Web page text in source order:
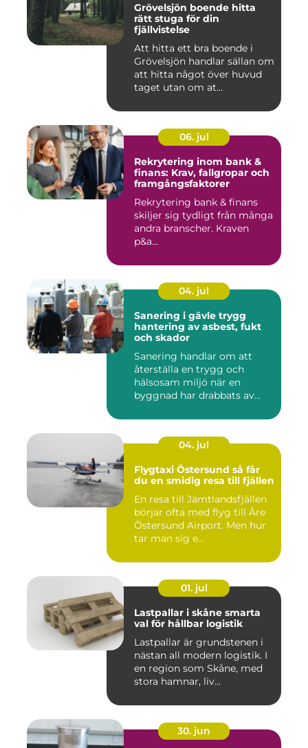
Grövelsjön boende hitta
rätt stuga för din
fjällvistelse
Att hitta ett bra boende i
Grövelsjön handlar sällan om
att hitta något över huvud
taget utan om at...
06. jul
Rekrytering inom bank &
finans: Krav, fallgropar och
framgångsfaktorer
Rekrytering bank & finans
skiljer sig tydligt från många
andra branscher. Kraven
p&a...
04. jul
Sanering i gävle trygg
hantering av asbest, fukt
och skador
Sanering handlar om att
återställa en trygg och
hälsosam miljö när en
byggnad har drabbats av
04. jul
Flygtaxi Östersund så får
du en smidig resa till fjällen
En resa till Jämtlandsfjällen
börjar ofta med flyg till Åre
Östersund Airport. Men hur
tar man sig e...
01. jul
Lastpallar i skåne smarta
val för hållbar logistik
Lastpallar är grundstenen i
nästan all modern logistik. I
en region som Skåne, med
stora hamnar, liv...
30. jun